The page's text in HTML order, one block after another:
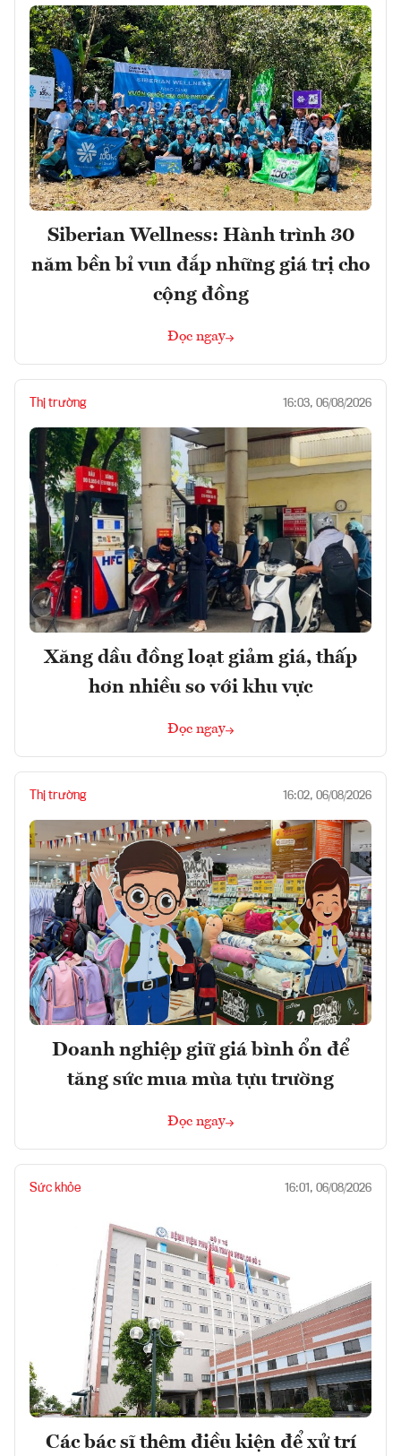
Siberian Wellness: Hành trình 30
năm bền bỉ vun đắp những giá trị cho
cộng đồng
Đọc ngay
Thị trường 16:03, 06/08/2026
Xăng dầu đồng loạt giảm giá, thấp
hơn nhiều so với khu vực
Đọc ngay
Thị trường 16:02, 06/08/2026
Doanh nghiệp giữ giá bình ổn để
tăng sức mua mùa tựu trường
Đọc ngay
Sức khỏe 16:01, 06/08/2026
Các bác sĩ thêm điều kiện để xử trí